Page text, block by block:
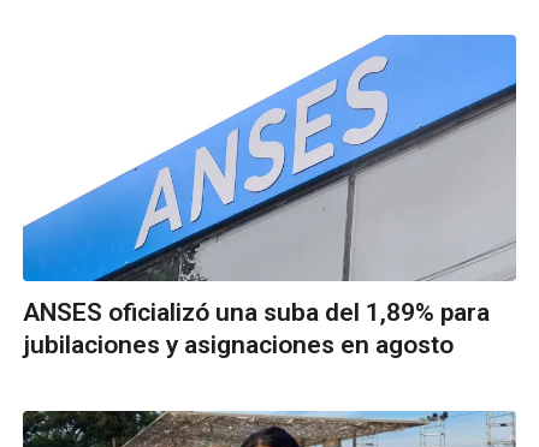
ANSES oficializó una suba del 1,89% para
jubilaciones y asignaciones en agosto